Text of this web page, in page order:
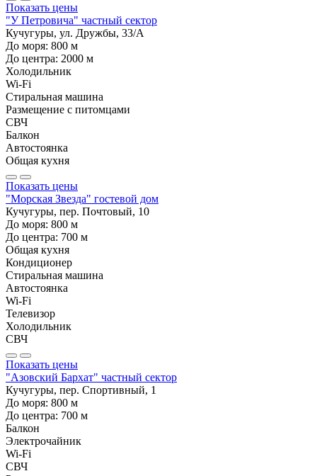
Показать цены
"У Петровича" частный сектор
Кучугуры, ул. Дружбы, 33/А
До моря: 800 м
До центра: 2000 м
Холодильник
Wi-Fi
Стиральная машина
Размещение с питомцами
СВЧ
Балкон
Автостоянка
Общая кухня
Показать цены
"Морская Звезда" гостевой дом
Кучугуры, пер. Почтовый, 10
До моря: 800 м
До центра: 700 м
Общая кухня
Кондиционер
Стиральная машина
Автостоянка
Wi-Fi
Телевизор
Холодильник
СВЧ
Показать цены
"Азовский Бархат" частный сектор
Кучугуры, пер. Спортивный, 1
До моря: 800 м
До центра: 700 м
Балкон
Электрочайник
Wi-Fi
СВЧ